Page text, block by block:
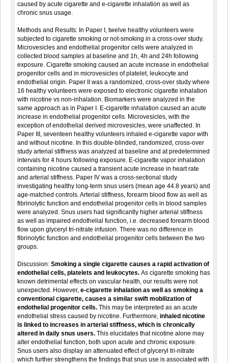
caused by acute cigarette and e-cigarette inhalation as well as
chronic snus usage.
Methods and Results: In Paper I, twelve healthy volunteers were
subjected to cigarette smoking or not-smoking in a cross-over study.
Microvesicles and endothelial progenitor cells were analyzed in
collected blood samples at baseline and 1h, 4h and 24h following
exposure. Cigarette smoking caused an acute increase in endothelial
progenitor cells and in microvesicles of platelet, leukocyte and
endothelial origin. Paper II was a randomized, cross-over study where
16 healthy volunteers were exposed to electronic cigarette inhalation
with nicotine vs non-inhalation. Biomarkers were analyzed in the
same approach as in Paper I. E-cigarette inhalation caused an acute
increase in endothelial progenitor cells. Microvesicles, with the
exception of endothelial derived microvesicles, were unaffected. In
Paper III, seventeen healthy volunteers inhaled e-cigarette vapor with
and without nicotine. In this double-blinded, randomized, cross-over
study arterial stiffness was analyzed at baseline and at predetermined
intervals for 4 hours following exposure. E-cigarette vapor inhalation
containing nicotine caused a transient acute increase in heart rate
and arterial stiffness. Paper IV was a cross-sectional study
investigating healthy long-term snus users (mean age 44.8 years) and
age-matched controls. Arterial stiffness, forearm blood flow as well as
fibrinolytic function and endothelial progenitor cells in blood samples
were analyzed. Snus users had significantly higher arterial stiffness
as well as impaired endothelial function, i.e. decreased forearm blood
flow upon glyceryl tri-nitrate infusion. There was no difference in
fibrinolytic function and endothelial progenitor cells between the two
groups.
Discussion: Smoking a single cigarette causes a rapid activation of
endothelial cells, platelets and leukocytes.As cigarette smoking has
known detrimental effects on vascular health, our results were not
unexpected. However, e-cigarette inhalation as well as smoking a
conventional cigarette, causes a similar swift mobilization of
endothelial progenitor cells.This may be interpreted as an acute
endothelial stress caused by nicotine. Furthermore,inhaled nicotine
is linked to increases in arterial stiffness, which is chronically
altered in daily snus users. This elucidates that nicotine alone may
alter endothelial function, both upon acute and chronic exposure.
Snus users also display an attenuated effect of glyceryl tri-nitrate
which further strengthens the findings that snus use is associated with